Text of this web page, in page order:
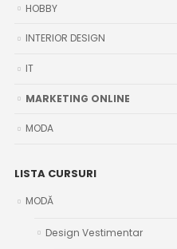
HOBBY
INTERIOR DESIGN
IT
MARKETING ONLINE
MODA
LISTA CURSURI
MODĂ
Design Vestimentar